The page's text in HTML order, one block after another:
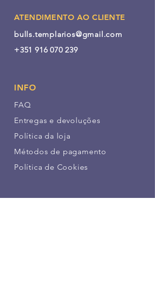
ATENDIMENTO AO CLIENTE
bulls.templarios@gmail.com
+351 916 070 239
INFO
FAQ
Entregas e devoluções
Política da loja
Métodos de pagamento
Política de Cookies